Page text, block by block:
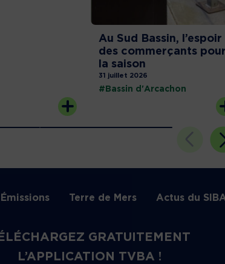
Au Sud Bassin, l’espoir
des commerçants
la saison
31 juillet 2026
#Bassin d'Arcachon
Émissions Terre de Mers Actus du
GRATUITEMENT
L’APPLICATION TVBA !